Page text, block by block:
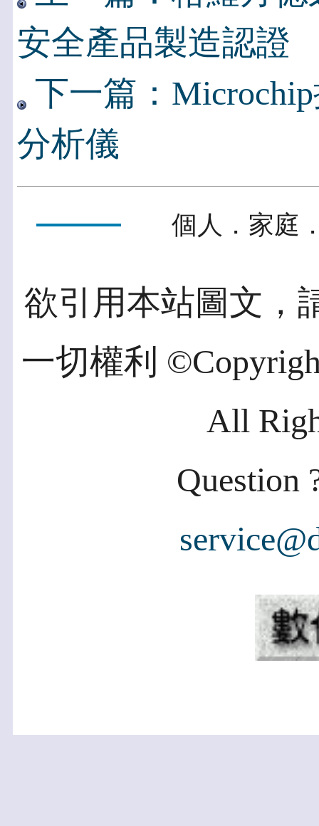
安全產品製造認證
下一篇：
分析儀
個人．家庭
欲引用本站圖文，
一切權利
All
Question